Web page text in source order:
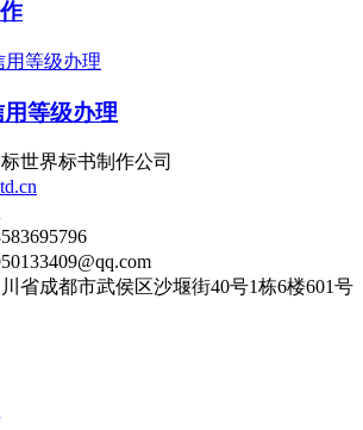
等级办理
世界标书制作公司
川省成都市武侯区沙堰街40号1栋6楼601号